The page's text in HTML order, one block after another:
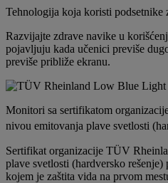
Tehnologija koja koristi podsetnike
Razvijajte zdrave navike u
pojavljuju kada učenici previše
previše približe ekranu.
Monitori sa sertifikatom
nivou emitovanja plave svetlosti
Sertifikat organizacije TÜV
plave svetlosti (hardversko
kojem je zaštita vida na prvom